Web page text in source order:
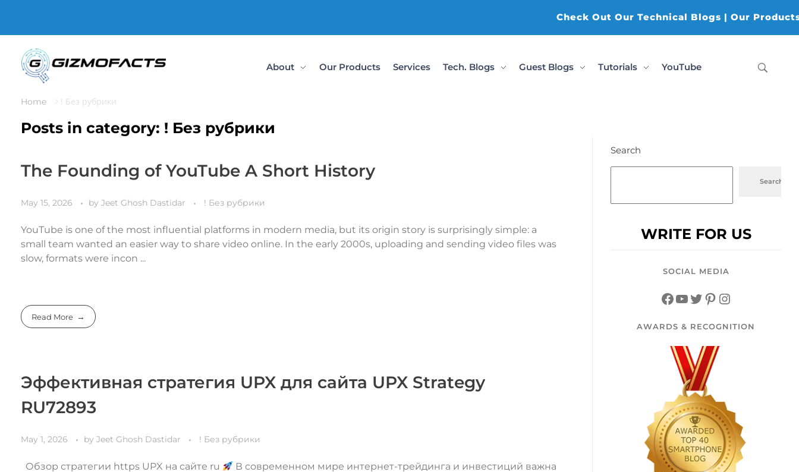
Check Out Our Technical Blogs | Our Products (K-
About Our Products Services Tech. Blogs Guest Blogs Tutorials YouTube
Home ! Без рубрики
Posts in category: ! Без рубрики
The Founding of YouTube A Short History
May 15, 2026 by Jeet Ghosh Dastidar ! Без рубрики
YouTube is one of the most influential platforms in modern media, but its origin story is surprisingly simple: a
small team wanted an easier way to share video online. In the early 2000s, uploading and sending video files was
slow, formats were incon ...
Read More
Эффективная стратегия UPX для сайта UPX Strategy
RU72893
May 1, 2026 by Jeet Ghosh Dastidar ! Без рубрики
Обзор стратегии https UPX на сайте ru
В современном мире интернет-трейдинга и инвестиций важна
Search
Search
WRITE FOR US
SOCIAL MEDIA
AWARDS & RECOGNITION